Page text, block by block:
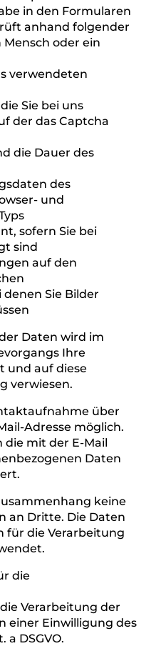
der Nachricht
Daten gespeichert:
den Browsertyp
Version
des Nutzers
des
auf denen die
Online-
werden,
Google-Dienst
ob ein
eine
in den Formularen
anhand folgender
oder ein
verwendeten
Sie bei uns
der das Captcha
die Dauer des
des
und
sofern Sie bei
sind
Sie Bilder
Ihre
auf diese
verwiesen.
über